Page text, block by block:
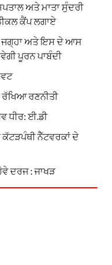
ਅਤੇ ਮਾਤਾ ਸੁੰਦਰੀ
ਕੈਂਪ ਲਗਾਏ
ਜਗ੍ਹਾ ਅਤੇ ਇਸ ਦੇ ਆਸ
ਪੂਰਨ ਪਾਬੰਦੀ
ਰਣਨੀਤੀ
ਧੀਰ: ਈ.ਡੀ
ਕੱਟੜਪੰਥੀ ਨੈੱਟਵਰਕਾਂ ਦੇ
ਦਰਜ : ਜਾਖੜ